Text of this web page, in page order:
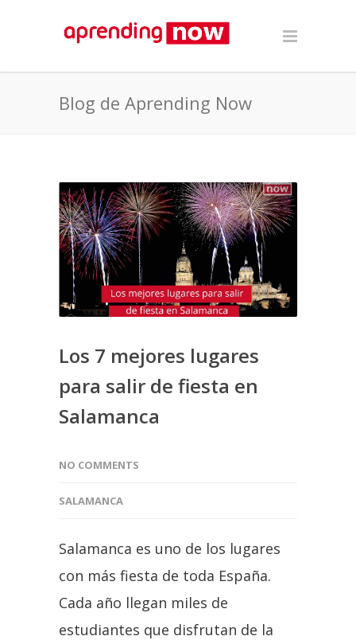
Blog de Aprending Now
Los 7 mejores lugares
para salir de fiesta en
Salamanca
NO COMMENTS
SALAMANCA
Salamanca es uno de los lugares
con más fiesta de toda España.
Cada año llegan miles de
estudiantes que disfrutan de la